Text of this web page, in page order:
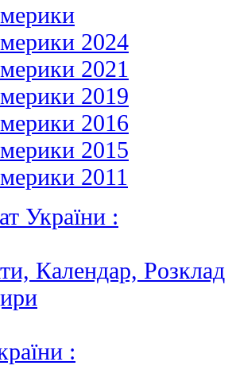
2024
2021
2019
2016
2015
2011
України :
Календар, Poзклад
: